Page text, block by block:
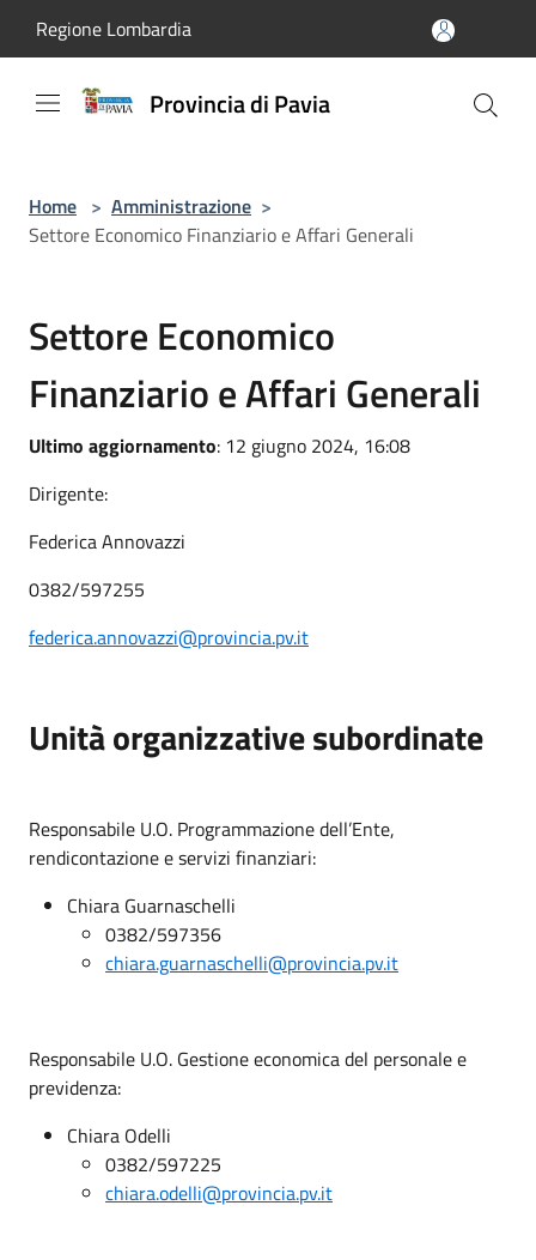
Regione Lombardia
Provincia di Pavia
Home > Amministrazione >
Settore Economico Finanziario e Affari Generali
Settore Economico
Finanziario e Affari Generali
Ultimo aggiornamento: 12 giugno 2024, 16:08
Dirigente:
Federica Annovazzi
0382/597255
federica.annovazzi@provincia.pv.it
Unità organizzative subordinate
Responsabile U.O. Programmazione dell’Ente,
rendicontazione e servizi finanziari:
Chiara Guarnaschelli
0382/597356
chiara.guarnaschelli@provincia.pv.it
Responsabile U.O. Gestione economica del personale e
previdenza:
Chiara Odelli
0382/597225
chiara.odelli@provincia.pv.it